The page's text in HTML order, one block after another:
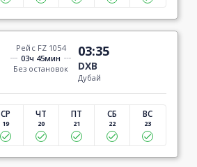
Рейс FZ 1054
03ч 45мин
Без остановок
03:35
DXB
Дубай
СР
19
ЧТ
20
ПТ
21
СБ
22
ВС
23